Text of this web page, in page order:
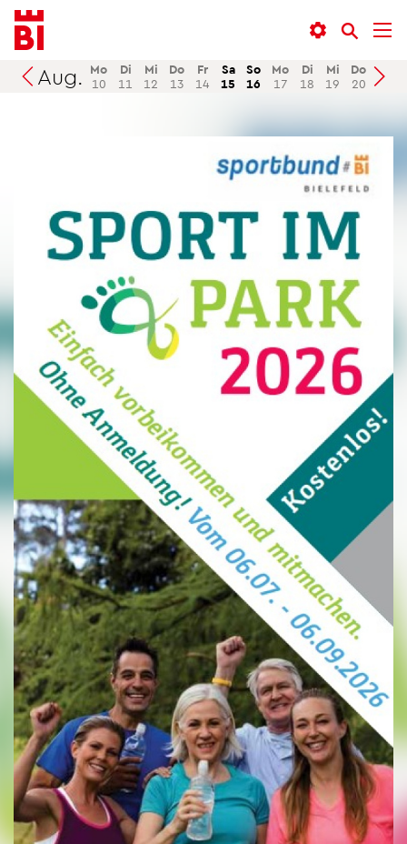
In­
halt
an­
sprin­
Menü
an­
sprin­
gen
Suche
an­
sprin­
gen
Suchen
Aug. Mo
10
Di
11
Mi
12
Do
13
Fr
14
Sa
15
So
16
Mo
17
Di
18
Mi
19
Do
20
Fr
21